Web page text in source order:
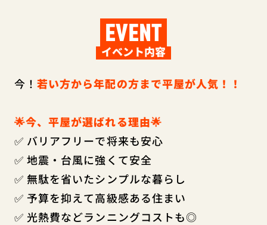
EVENT
イベント内容
今！若い方から年配の方まで平屋が人気！！
🌟今、平屋が選ばれる理由🌟
✅ バリアフリーで将来も安心
✅ 地震・台風に強くて安全
✅ 無駄を省いたシンプルな暮らし
✅ 予算を抑えて高級感ある住まい
✅ 光熱費などランニングコストも◎